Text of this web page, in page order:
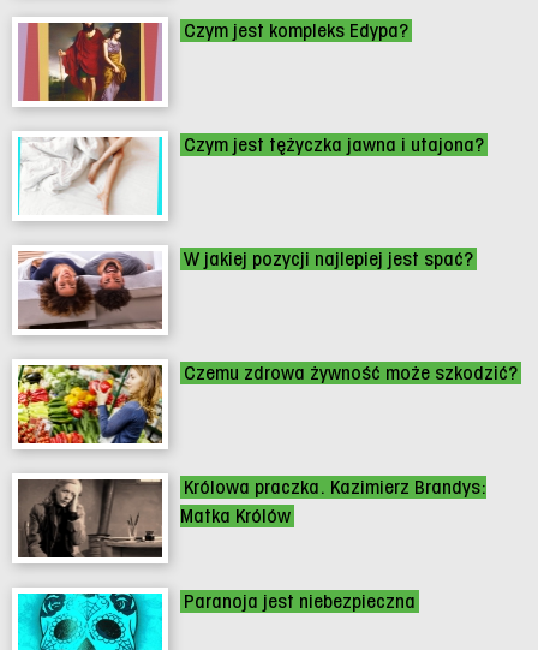
Czym jest kompleks Edypa?
Czym jest tężyczka jawna i utajona?
W jakiej pozycji najlepiej jest spać?
Czemu zdrowa żywność może szkodzić?
Królowa praczka. Kazimierz Brandys:
Matka Królów
Paranoja jest niebezpieczna